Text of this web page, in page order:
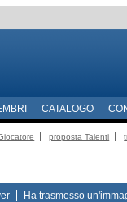
CATALOGO
proposta Talenti
Ha trasmesso